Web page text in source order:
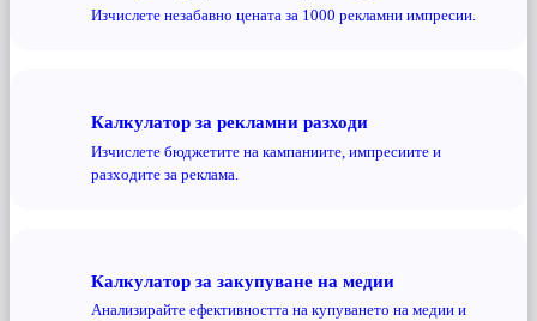
Изчислете незабавно цената за 1000 рекламни импресии.
Калкулатор за рекламни разходи
Изчислете бюджетите на кампаниите, импресиите и
разходите за реклама.
Калкулатор за закупуване на медии
Анализирайте ефективността на купуването на медии и